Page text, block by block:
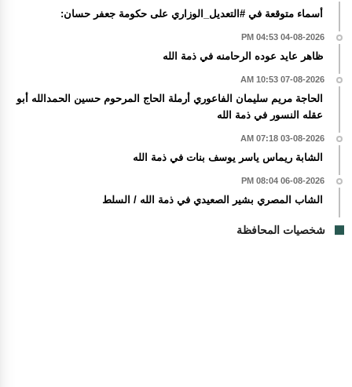
أسماء متوقعة في #التعديل_الوزاري على حكومة جعفر حسان:
04-08-2026 04:53 PM
ظاهر عايد عوده الرحامنه في ذمة الله
07-08-2026 10:53 AM
الحاجة مريم سليمان الفاعوري أرملة الحاج المرحوم حسين الحمدالله أبو
عقله النسور في ذمة الله
03-08-2026 07:18 AM
الشابة ريماس ياسر يوسف بنات في ذمة الله
06-08-2026 08:04 PM
الشاب المصري بشير الصعيدي في ذمة الله / السلط
شخصيات المحافظة